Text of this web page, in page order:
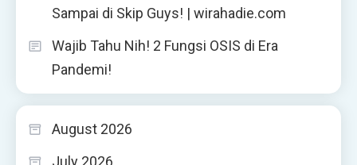
Sampai di Skip Guys! | wirahadie.com
Wajib Tahu Nih! 2 Fungsi OSIS di Era
Pandemi!
August 2026
July 2026